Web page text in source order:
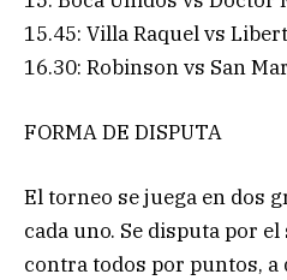
15.45: Villa Raquel vs
16.30: Robinson vs San
FORMA DE DISPUTA
El torneo se juega en dos
cada uno. Se disputa por
contra todos por puntos,